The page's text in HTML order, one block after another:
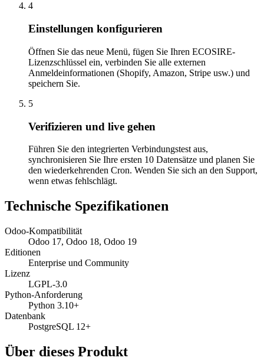
4
Einstellungen konfigurieren
Öffnen Sie das neue Menü, fügen Sie Ihren ECOSIRE-
Lizenzschlüssel ein, verbinden Sie alle externen
Anmeldeinformationen (Shopify, Amazon, Stripe usw.) und
speichern Sie.
5
Verifizieren und live gehen
Führen Sie den integrierten Verbindungstest aus,
synchronisieren Sie Ihre ersten 10 Datensätze und planen Sie
den wiederkehrenden Cron. Wenden Sie sich an den Support,
wenn etwas fehlschlägt.
Technische Spezifikationen
Odoo-Kompatibilität
Odoo 17, Odoo 18, Odoo 19
Editionen
Enterprise und Community
Lizenz
LGPL-3.0
Python-Anforderung
Python 3.10+
Datenbank
PostgreSQL 12+
Über dieses Produkt